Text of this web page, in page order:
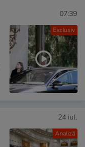
Exclusiv
07:39
Analiză
24 iul.